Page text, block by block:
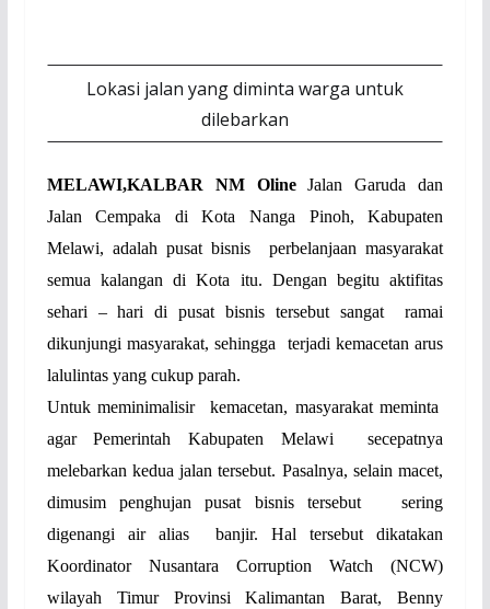
Lokasi jalan yang diminta warga untuk
dilebarkan
MELAWI,KALBAR NM OlineJalan Garuda dan
Jalan Cempaka di Kota Nanga Pinoh, Kabupaten
Melawi, adalah pusat bisnis perbelanjaan masyarakat
semua kalangan di Kota itu. Dengan begitu aktifitas
sehari – hari di pusat bisnis tersebut sangat
ramai
dikunjungi masyarakat, sehingga
terjadi kemacetan arus
lalulintas yang cukup parah.
Untuk meminimalisir
kemacetan, masyarakat meminta
agar Pemerintah Kabupaten Melawi
secepatnya
melebarkan kedua jalan tersebut. Pasalnya, selain macet,
dimusim penghujan pusat bisnis tersebut
sering
digenangi air alias
banjir. Hal tersebut dikatakan
Koordinator Nusantara Corruption Watch (NCW)
wilayah Timur Provinsi Kalimantan Barat, Benny